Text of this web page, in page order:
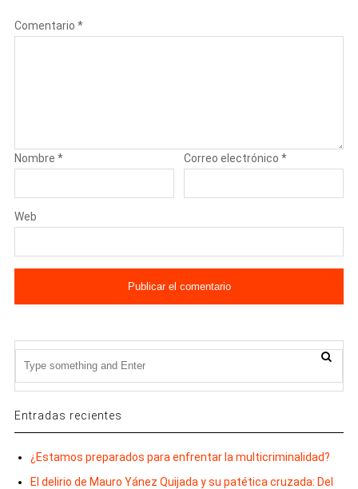
Comentario *
Nombre * Correo electrónico*
Web
Entradas recientes
¿Estamos preparados para enfrentar la multicriminalidad?
El delirio de Mauro Yánez Quijada y su patética cruzada: Del